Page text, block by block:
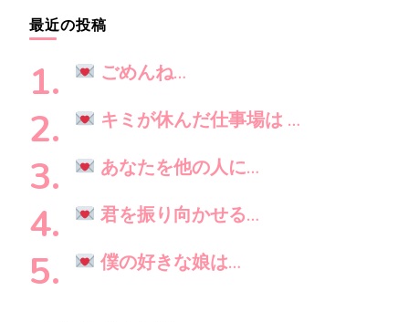
シ
ョ
ン
お
探
し
で
す
か
?
最近の投稿
ごめんね…
キミが休んだ仕事場は …
あなたを他の人に…
君を振り向かせる…
僕の好きな娘は…